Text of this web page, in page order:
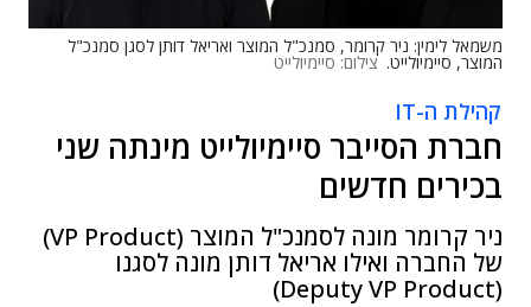
משמאל לימין: ניר קרומר, סמנכ"ל המוצר ואריאל דותן לסגן סמנכ"ל
המוצר, סיימיולייט. צילום: סיימיולייט
קהילת ה-IT
חברת הסייבר סיימיולייט מינתה שני
בכירים חדשים
ניר קרומר מונה לסמנכ"ל המוצר (VP Product)
של החברה ואילו אריאל דותן מונה לסגנו
(Deputy VP Product)